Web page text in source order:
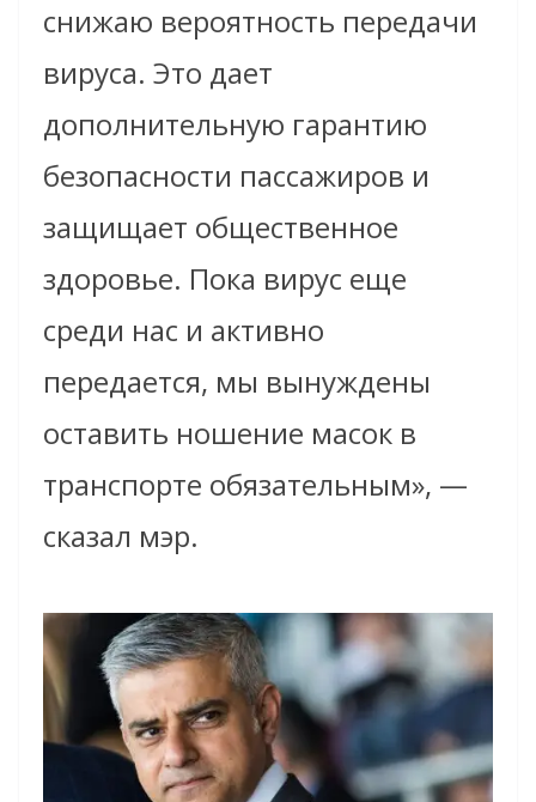
снижаю вероятность передачи
вируса. Это дает
дополнительную гарантию
безопасности пассажиров и
защищает общественное
здоровье. Пока вирус еще
среди нас и активно
передается, мы вынуждены
оставить ношение масок в
транспорте обязательным», —
сказал мэр.